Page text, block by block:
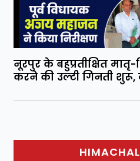
नूरपुर के बहुप्रतीक्षित
करने की उल्टी गिनती शुरू,